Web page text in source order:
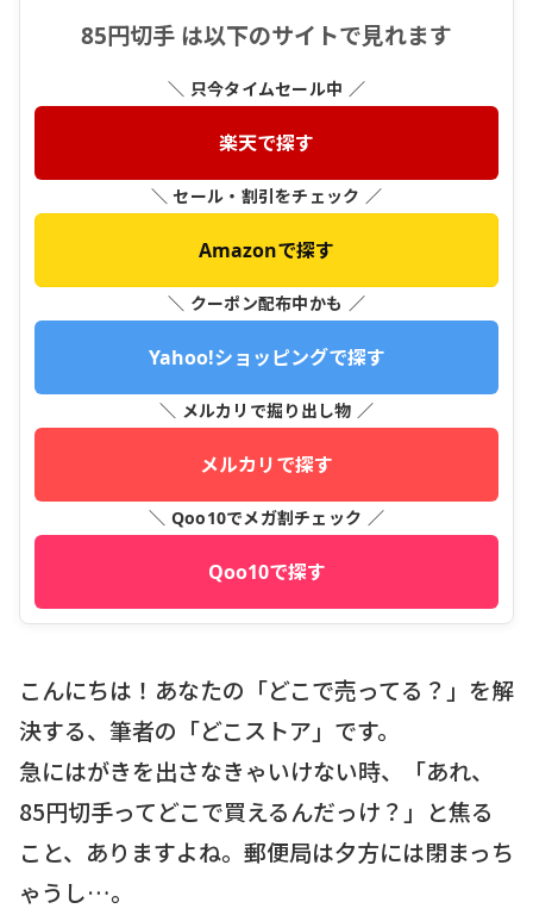
85円切手 は以下のサイトで見れます
＼ 只今タイムセール中 ／
楽天で探す
＼ セール・割引をチェック ／
Amazonで探す
＼ クーポン配布中かも ／
Yahoo!ショッピングで探す
＼ メルカリで掘り出し物 ／
メルカリで探す
＼ Qoo10でメガ割チェック ／
Qoo10で探す
こんにちは！あなたの「どこで売ってる？」を解
決する、筆者の「どこストア」です。
急にはがきを出さなきゃいけない時、「あれ、
85円切手ってどこで買えるんだっけ？」と焦る
こと、ありますよね。郵便局は夕方には閉まっち
ゃうし…。